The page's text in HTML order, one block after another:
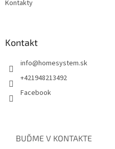
Kontakty
Kontakt
info@homesystem.sk
+421948213492
Facebook
BUĎME V KONTAKTE